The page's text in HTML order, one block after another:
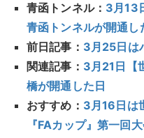
青函トンネル： 3月13
青函トンネルが開通し
前日記事： 3月25日は
関連記事： 3月21日
橋が開通した日
おすすめ： 3月16日は
『FAカップ』第一回